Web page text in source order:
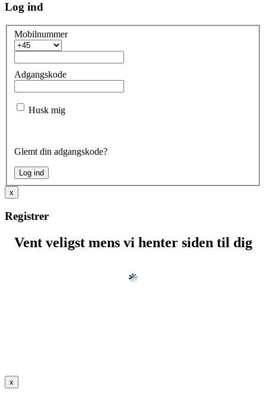
Log ind
Mobilnummer
Adgangskode
Husk mig
Glemt din adgangskode?
x
Registrer
Vent veligst mens vi henter siden til dig
x